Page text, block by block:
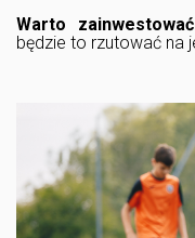
Warto
będzie to rzutować na